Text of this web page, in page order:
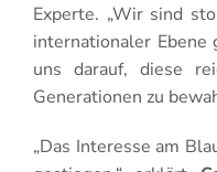
Experte. „Wir sind
internationaler
uns darauf, diese
Generationen zu
„Das Interesse am